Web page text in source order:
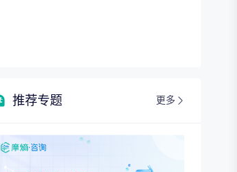
推荐专题 更多